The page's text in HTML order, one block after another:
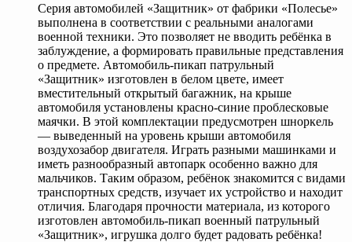
Серия автомобилей «Защитник» от фабрики «Полесье»
выполнена в соответствии с реальными аналогами
военной техники. Это позволяет не вводить ребёнка в
заблуждение, а формировать правильные представления
о предмете. Автомобиль-пикап патрульный
«Защитник» изготовлен в белом цвете, имеет
вместительный открытый багажник, на крыше
автомобиля установлены красно-синие проблесковые
маячки. В этой комплектации предусмотрен шноркель
— выведенный на уровень крыши автомобиля
воздухозабор двигателя. Играть разными машинками и
иметь разнообразный автопарк особенно важно для
мальчиков. Таким образом, ребёнок знакомится с видами
транспортных средств, изучает их устройство и находит
отличия. Благодаря прочности материала, из которого
изготовлен автомобиль-пикап военный патрульный
«Защитник», игрушка долго будет радовать ребёнка!